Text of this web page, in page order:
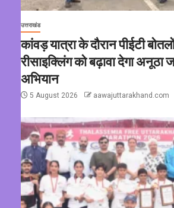
उत्तराखंड
कांवड़ यात्रा के दौरान पीईटी
रीसाइक्लिंग को बढ़ावा देगा
अभियान
5 August 2026 aawajuttarakhand.com